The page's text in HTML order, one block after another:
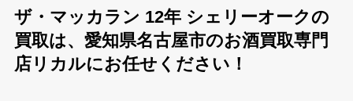
ザ・マッカラン 12年 シェリーオークの
買取は、愛知県名古屋市のお酒買取専門
店リカルにお任せください！